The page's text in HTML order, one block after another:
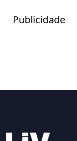
Publicidade